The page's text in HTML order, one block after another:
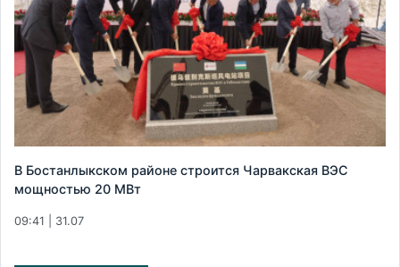
В Бостанлыкском районе строится Чарвакская ВЭС
мощностью 20 МВт
09:41 | 31.07